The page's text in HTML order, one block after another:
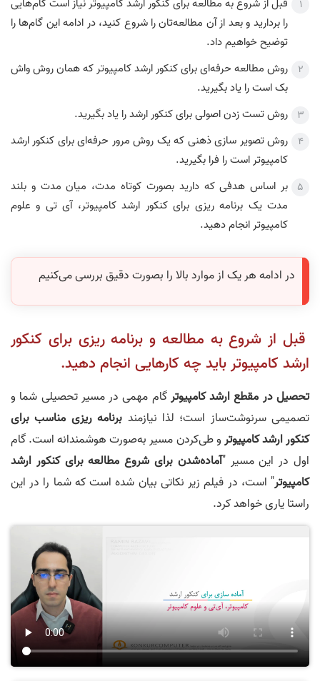
را بردارید و بعد از آن مطالعه‌تان را شروع کنید، در ادامه این گام‌ها را
توضیح خواهیم داد.
روش مطالعه حرفه‌ای برای کنکور ارشد کامپیوتر که همان روش واش
بک است را یاد بگیرید.
روش تست زدن اصولی برای کنکور ارشد را یاد بگیرید.
روش تصویر سازی ذهنی که یک روش مرور حرفه‌ای برای کنکور ارشد
کامپیوتر است را فرا بگیرید.
بر اساس هدفی که دارید بصورت کوتاه مدت، میان مدت و بلند
مدت یک برنامه ریزی برای کنکور ارشد کامپیوتر، آی تی و علوم
کامپیوتر انجام دهید.
در ادامه هر یک از موارد بالا را بصورت دقیق بررسی می‌کنیم
قبل از شروع به مطالعه و برنامه ریزی برای کنکور
ارشد کامپیوتر باید چه کارهایی انجام دهید.
تحصیل در مقطع ارشدکامپیوتر گام مهمی در مسیر تحصیلی شما و
تصمیمی سرنوشت‌ساز است؛ لذا نیازمند برنامه ریزی مناسب برای
کنکور ارشد کامپیوترو طی‌کردن مسیر به‌صورت هوشمندانه است. گام
اول در این مسیر "آماده‌شدن برای شروع مطالعه برای کنکور ارشد
کامپیوتر" است، در فیلم زیر نکاتی بیان شده است که شما را در این
راستا یاری خواهد کرد.